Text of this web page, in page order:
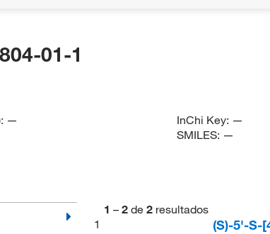
01-1
—
InChi Key: —
SMILES: —
1 – 2 de 2 resultados
1
(S)-5'-S-